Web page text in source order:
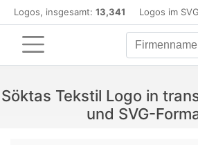
Logos, insgesamt: 13,341 Logos im
Söktas Tekstil Logo in
und SVG-